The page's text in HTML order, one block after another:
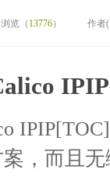
浏览（ 13776） 作者
IPIP
，而且无